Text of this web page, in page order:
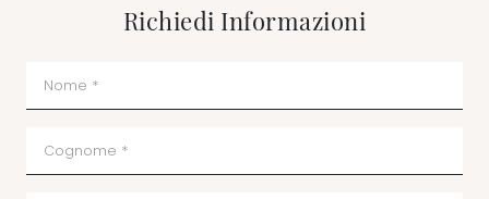
Richiedi Informazioni